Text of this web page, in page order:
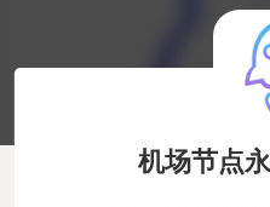
机场节点